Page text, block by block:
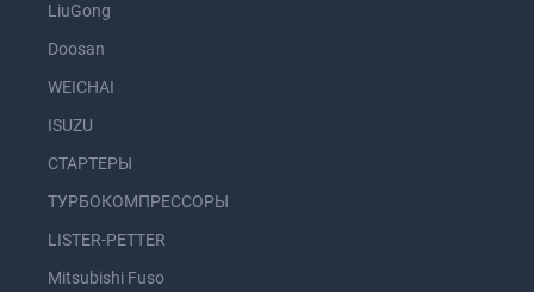
LiuGong
Doosan
WEICHAI
ISUZU
СТАРТЕРЫ
ТУРБОКОМПРЕССОРЫ
LISTER-PETTER
Mitsubishi Fuso